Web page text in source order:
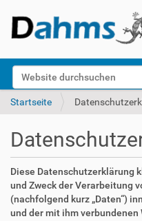
Website durchsuchen
k
Startseite
Diese Datenschutzerklärung
und Zweck der Verarbeitung
(nachfolgend kurz „Daten“)
und der mit ihm